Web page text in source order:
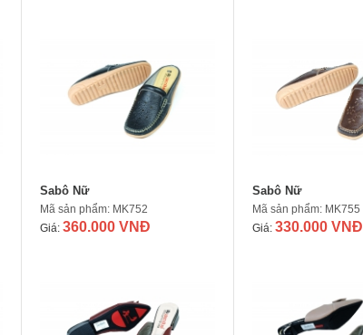
Sabô Nữ
Mã sản phẩm: MK752
Giá: 360.000 VNĐ
Sabô Nữ
Mã sản phẩm: MK755
Giá: 330.000 VNĐ